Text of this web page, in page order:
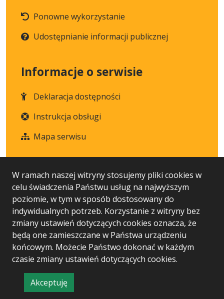
W ramach naszej witryny stosujemy pliki cookies w
celu świadczenia Państwu usług na najwyższym
poziomie, w tym w sposób dostosowany do
indywidualnych potrzeb. Korzystanie z witryny bez
zmiany ustawień dotyczących cookies oznacza, że
będą one zamieszczane w Państwa urządzeniu
końcowym. Możecie Państwo dokonać w każdym
czasie zmiany ustawień dotyczących cookies.
Akceptuję
informację
Ponowne wykorzystanie
Udostępnianie informacji publicznej
Informacje o serwisie
Deklaracja dostępności
Instrukcja obsługi
Mapa serwisu
Statystyka i dane osobowe
Statystyki oglądalności
Ostatnio dodane
Wersja systemu: 5.7.0 [9]
Ostatnia aktualizacja BIP: 06.08.2026 10:29
CMS i hosting: Logonet Sp. z o.o. w Bydgoszczy